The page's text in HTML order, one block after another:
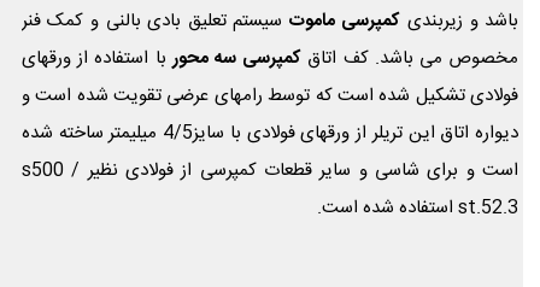
باشد و زیربندیکمپرسی ماموتسیستم تعلیق بادی بالنی و کمک فنر
مخصوص می باشد. کف اتاقکمپرسی سه محوربا استفاده از ورقهای
فولادی تشکیل شده است که توسط رامهای عرضی تقویت شده است و
دیواره اتاق این تریلر از ورقهای فولادی با سایز4/5 میلیمتر ساخته شده
است و برای شاسی و سایر قطعات کمپرسی از فولادی نظیر s500 /
st.52.3 استفاده شده است.